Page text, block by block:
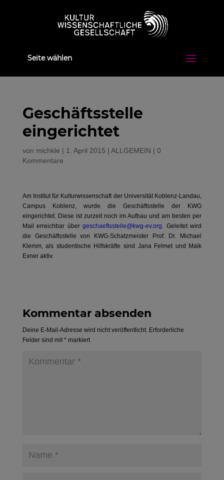
Seite wählen
Geschäftsstelle
eingerichtet
von michkle | 1. April 2015 | ALLGEMEIN | 0
Kommentare
Am Institut für Kulturwissenschaft der Universität Koblenz-Landau,
Campus Koblenz, wurde die Geschäftsstelle der KWG
eingerichtet. Diese ist zurzeit noch im Aufbau und am besten per
Mail erreichbar übergeschaeftsstelle@kwg-ev.org. Geleitet wird
die Geschäftsstelle von KWG-Schatzmeister Prof. Dr. Michael
Klemm, als studentische Hilfskräfte sind Jana Felmet und Maik
Exner aktiv.
Kommentar absenden
Deine E-Mail-Adresse wird nicht veröffentlicht. Erforderliche
Felder sind mit*markiert